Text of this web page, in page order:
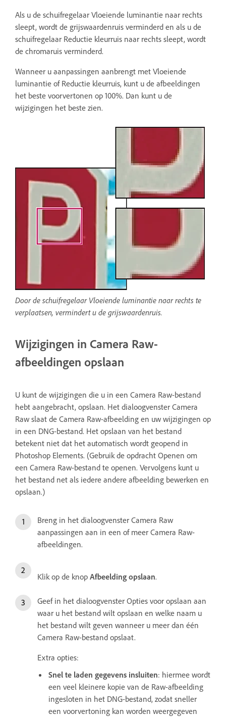
Als u de schuifregelaar Vloeiende luminantie naar rechts
sleept, wordt de grijswaardenruis verminderd en als u de
schuifregelaar Reductie kleurruis naar rechts sleept, wordt
de chromaruis verminderd.
Wanneer u aanpassingen aanbrengt met Vloeiende
luminantie of Reductie kleurruis, kunt u de afbeeldingen
het beste voorvertonen op 100%. Dan kunt u de
wijzigingen het beste zien.
Door de schuifregelaar Vloeiende luminantie naar rechts te
verplaatsen, vermindert u de grijswaardenruis.
Wijzigingen in Camera Raw-
afbeeldingen opslaan
U kunt de wijzigingen die u in een Camera Raw-bestand
hebt aangebracht, opslaan. Het dialoogvenster Camera
Raw slaat de Camera Raw-afbeelding en uw wijzigingen op
in een DNG-bestand. Het opslaan van het bestand
betekent niet dat het automatisch wordt geopend in
Photoshop Elements. (Gebruik de opdracht Openen om
een Camera Raw-bestand te openen. Vervolgens kunt u
het bestand net als iedere andere afbeelding bewerken en
opslaan.)
Breng in het dialoogvenster Camera Raw
aanpassingen aan in een of meer Camera Raw-
afbeeldingen.
Klik op de knop Afbeelding opslaan.
Geef in het dialoogvenster Opties voor opslaan aan
waar u het bestand wilt opslaan en welke naam u
het bestand wilt geven wanneer u meer dan één
Camera Raw-bestand opslaat.
Extra opties:
Snel te laden gegevens insluiten: hiermee wordt
een veel kleinere kopie van de Raw-afbeelding
ingesloten in het DNG-bestand, zodat sneller
een voorvertoning kan worden weergegeven